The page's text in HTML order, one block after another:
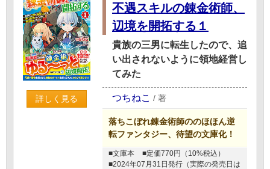
詳しく見る
不遇スキルの錬金術師、
辺境を開拓する１
貴族の三男に転生したので、追
い出されないように領地経営し
てみた
つちねこ / 著
落ちこぼれ錬金術師ののほほん逆
転ファンタジー、待望の文庫化！
■文庫本
■定価770円（10%税込）
■2024年07月31日発行（実際の発売日は